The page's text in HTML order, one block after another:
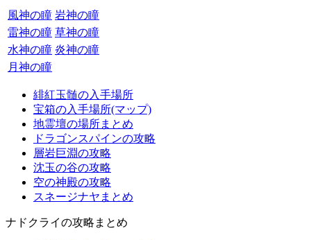
風神の瞳 岩神の瞳
雷神の瞳 草神の瞳
水神の瞳 炎神の瞳
月神の瞳
緋紅玉髄の入手場所
宝箱の入手場所(マップ)
地霊壇の場所まとめ
ドラゴンスパインの攻略
層岩巨淵の攻略
沈玉の谷の攻略
空の神殿の攻略
スネージナヤまとめ
ナドクライの攻略まとめ